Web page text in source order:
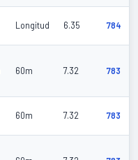
Longitud 6.35 784
60m 7.32 783
60m 7.32 783